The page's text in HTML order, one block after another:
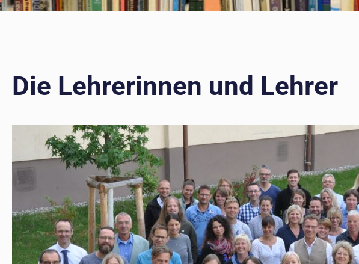
Die Lehrerinnen und Lehrer